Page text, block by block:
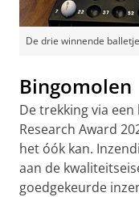
De drie winnende
Bingomolen
De trekking via
Research Award
het óók kan.
aan de
goedgekeurde